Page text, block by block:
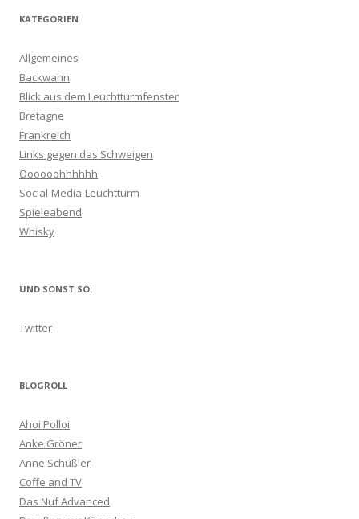
KATEGORIEN
Allgemeines
Backwahn
Blick aus dem Leuchtturmfenster
Bretagne
Frankreich
Links gegen das Schweigen
Oooooohhhhhh
Social-Media-Leuchtturm
Spieleabend
Whisky
UND SONST SO:
Twitter
BLOGROLL
Ahoi Polloi
Anke Gröner
Anne Schüßler
Coffe and TV
Das Nuf Advanced